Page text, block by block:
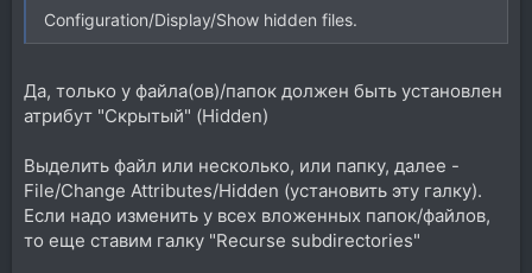
Configuration/Display/Show hidden files.
Да, только у файла(ов)/папок должен быть установлен
атрибут "Скрытый" (Hidden)
Выделить файл или несколько, или папку, далее -
File/Change Attributes/Hidden (установить эту галку).
Если надо изменить у всех вложенных папок/файлов,
то еще ставим галку "Recurse subdirectories"